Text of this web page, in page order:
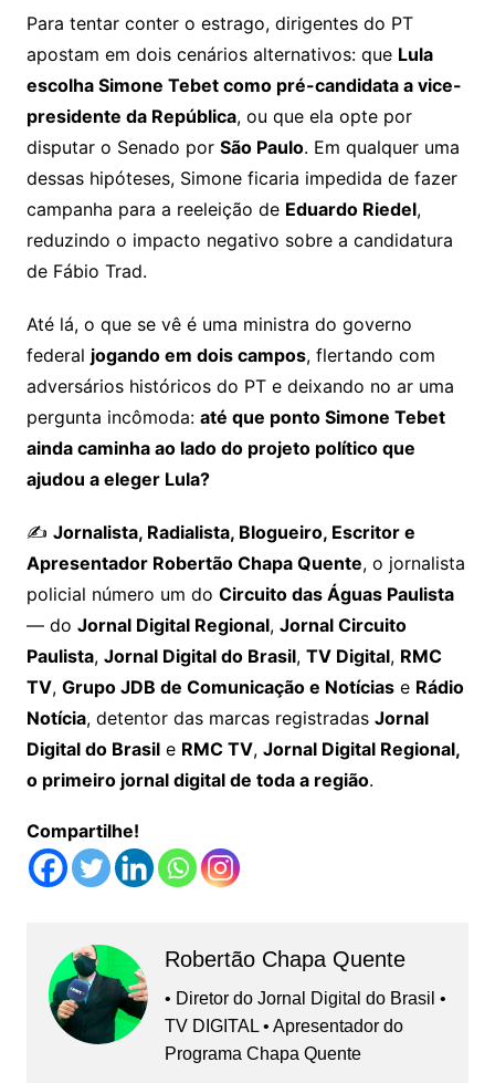
Para tentar conter o estrago, dirigentes do PT
apostam em dois cenários alternativos: que Lula
escolha Simone Tebet como pré-candidata a vice-
presidente da República, ou que ela opte por
disputar o Senado por São Paulo. Em qualquer uma
dessas hipóteses, Simone ficaria impedida de fazer
campanha para a reeleição de Eduardo Riedel,
reduzindo o impacto negativo sobre a candidatura
de Fábio Trad.
Até lá, o que se vê é uma ministra do governo
federal jogando em dois campos, flertando com
adversários históricos do PT e deixando no ar uma
pergunta incômoda: até que ponto Simone Tebet
ainda caminha ao lado do projeto político que
ajudou a eleger Lula?
✍️ Jornalista, Radialista, Blogueiro, Escritor e
Apresentador Robertão Chapa Quente, o jornalista
policial número um do Circuito das Águas Paulista
— do Jornal Digital Regional, Jornal Circuito
Paulista, Jornal Digital do Brasil, TV Digital, RMC
TV, Grupo JDB de Comunicação e Notíciase Rádio
Notícia, detentor das marcas registradas Jornal
Digital do Brasile RMC TV, Jornal Digital Regional,
o primeiro jornal digital de toda a região.
Compartilhe!
Robertão Chapa Quente
• Diretor do Jornal Digital do Brasil •
TV DIGITAL • Apresentador do
Programa Chapa Quente